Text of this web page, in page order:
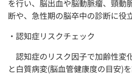
を行い、脳出血や脳動脈瘤、頸動
断や、急性期の脳卒中の診断に役
・認知症リスクチェック
認知症のリスク因子で加齢性変
と白質病変(脳血管健康度の目安)